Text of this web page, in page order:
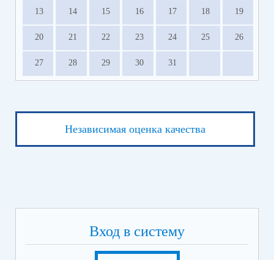
13 14 15 16 17 18 19
20 21 22 23 24 25 26
27 28 29 30 31
Независимая оценка качества
Вход в систему